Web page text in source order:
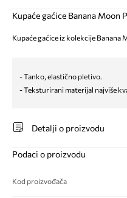
Kupaće gaćice Banana Moon
Kupaće gaćice iz kolekcije Banana
- Tanko, elastično pletivo.
- Teksturirani materijal najviše
Detalji o proizvodu
Podaci o proizvodu
Kod proizvođača